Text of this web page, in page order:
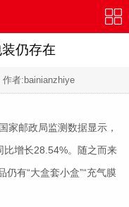
仍存在
者:bainianzhiye
邮政局监测数据显示，
增长28.54%。随之而来
有“大盒套小盒”“充气膜